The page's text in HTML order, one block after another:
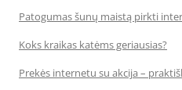
Patogumas šunų maistą pirkti
Koks kraikas katėms geriausias?
Prekės internetu su akcija –